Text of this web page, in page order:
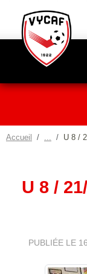
Accueil U 8 /
U 8 /
PUBLIÉE LE